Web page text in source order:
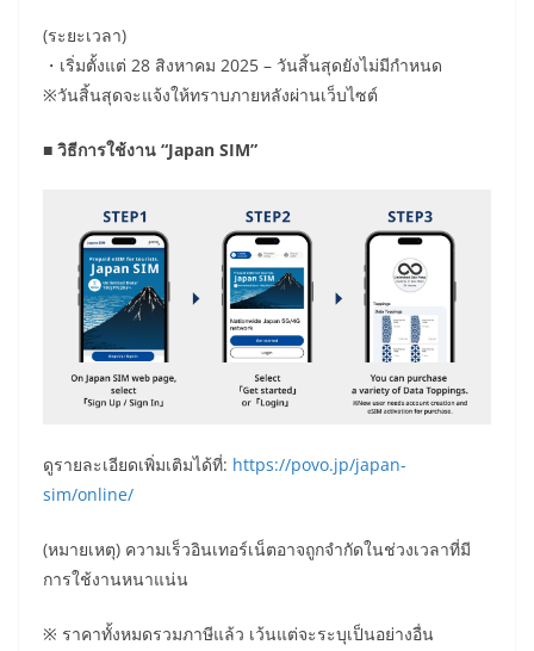
(ระยะเวลา)
・เริ่มตั้งแต่ 28 สิงหาคม 2025 – วันสิ้นสุดยังไม่มีกำหนด
※วันสิ้นสุดจะแจ้งให้ทราบภายหลังผ่านเว็บไซต์
■ วิธีการใช้งาน “Japan SIM”
ดูรายละเอียดเพิ่มเติมได้ที่: https://povo.jp/japan-
sim/online/
(หมายเหตุ) ความเร็วอินเทอร์เน็ตอาจถูกจำกัดในช่วงเวลาที่มี
การใช้งานหนาแน่น
※ ราคาทั้งหมดรวมภาษีแล้ว เว้นแต่จะระบุเป็นอย่างอื่น